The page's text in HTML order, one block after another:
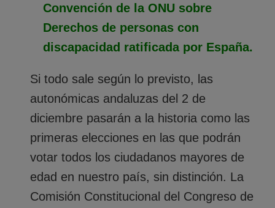
Convención de la ONU sobre
Derechos de personas con
discapacidad ratificada por España.
Si todo sale según lo previsto, las
autonómicas andaluzas del 2 de
diciembre pasarán a la historia como las
primeras elecciones en las que podrán
votar todos los ciudadanos mayores de
edad en nuestro país, sin distinción. La
Comisión Constitucional del Congreso de